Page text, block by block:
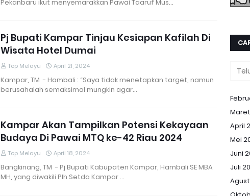
Pekanbaru ikut menyemarakkan Pawai Taaruf Mus…
Pj Bupati Kampar Tinjau Kesiapan Kafilah Di
Wisata Hotel Dumai
Top Melayu April 21, 2024
Kampar, TM - Hambali : “Saya tidak menetapkan target, namun
berusahalah semaksimal mungkin agar…
Kampar Akan Tampilkan Potensi Kekayaan
Budaya Di Pawai MTQ ke-42 Riau 2024
Top Melayu April 18, 2024
Bangkinang, TM - Pj Bupati Kabupaten Kampar, Hambali SE MBA
MH, yang diwakili Plh Setda Kampar …
April
Mei
Juni
Juli